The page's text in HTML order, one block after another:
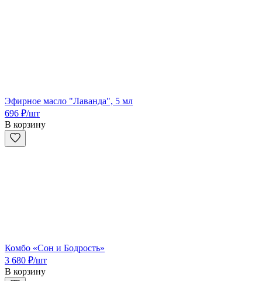
Эфирное масло "Лаванда", 5 мл
696 ₽/шт
В корзину
Комбо «Сон и Бодрость»
3 680 ₽/шт
В корзину